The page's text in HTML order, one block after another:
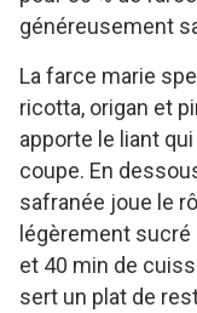
généreusement
La farce marie
ricotta, origan et
apporte le liant
coupe. En
safranée joue le
légèrement sucré
et 40 min de
sert un plat de